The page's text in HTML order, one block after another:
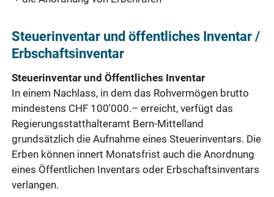
Steuerinventar und öffentliches Inventar /
Erbschaftsinventar
Steuerinventar und Öffentliches Inventar
In einem Nachlass, in dem das Rohvermögen brutto
mindestens CHF 100'000.– erreicht, verfügt das
Regierungsstatthalteramt Bern-Mittelland
grundsätzlich die Aufnahme eines Steuerinventars. Die
Erben können innert Monatsfrist auch die Anordnung
eines Öffentlichen Inventars oder Erbschaftsinventars
verlangen.